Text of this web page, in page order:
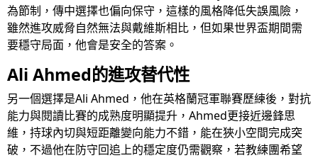
為節制，傳中選擇也偏向保守，這樣的風格降低失誤風險，
雖然進攻威脅自然無法與戴維斯相比，但如果世界盃期間需
要穩守局面，他會是安全的答案。
Ali Ahmed的進攻替代性
另一個選擇是Ali Ahmed，他在英格蘭冠軍聯賽歷練後，對抗
能力與閱讀比賽的成熟度明顯提升，Ahmed更接近邊鋒思
維，持球內切與短距離變向能力不錯，能在狹小空間完成突
破，不過他在防守回追上的穩定度仍需觀察，若教練團希望